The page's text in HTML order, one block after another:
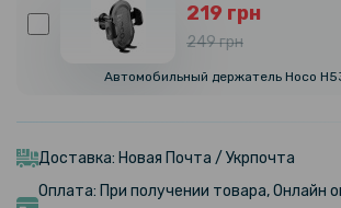
219 грн
249 грн
Автомобильный держатель Hoco
Доставка: Новая Почта / Укрпочта
Оплата: При получении товара, Онлайн